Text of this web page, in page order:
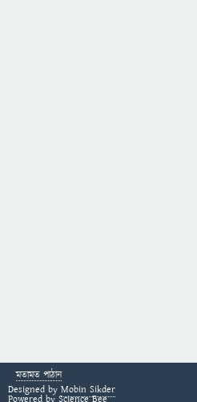
মতামত পাঠান
Designed by Mobin Sikder
Powered by Science Bee